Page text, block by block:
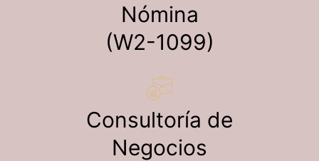
Nómina
(W2-1099)
Consultoría de
Negocios